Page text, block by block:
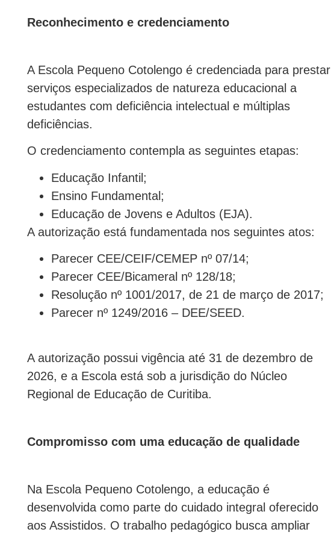
Reconhecimento e credenciamento
A Escola Pequeno Cotolengo é credenciada para prestar
serviços especializados de natureza educacional a
estudantes com deficiência intelectual e múltiplas
deficiências.
O credenciamento contempla as seguintes etapas:
Educação Infantil;
Ensino Fundamental;
Educação de Jovens e Adultos (EJA).
A autorização está fundamentada nos seguintes atos:
Parecer CEE/CEIF/CEMEP nº 07/14;
Parecer CEE/Bicameral nº 128/18;
Resolução nº 1001/2017, de 21 de março de 2017;
Parecer nº 1249/2016 – DEE/SEED.
A autorização possui vigência até 31 de dezembro de
2026, e a Escola está sob a jurisdição do Núcleo
Regional de Educação de Curitiba.
Compromisso com uma educação de qualidade
Na Escola Pequeno Cotolengo, a educação é
desenvolvida como parte do cuidado integral oferecido
aos Assistidos. O trabalho pedagógico busca ampliar